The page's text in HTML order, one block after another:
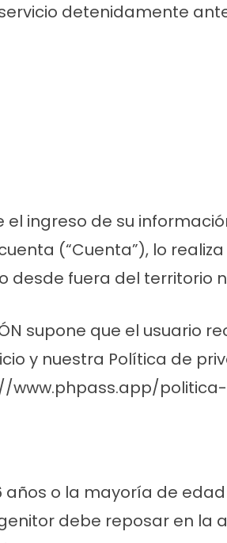
detenidamente
el ingreso de su
(“Cuenta”), lo
desde fuera del territorio
supone que el
y nuestra Política de
www.phpass.app/
años o la mayoría de
debe reposar en la